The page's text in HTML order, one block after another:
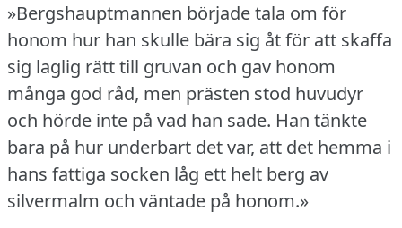
»Bergshauptmannen började tala om för
honom hur han skulle bära sig åt för att skaffa
sig laglig rätt till gruvan och gav honom
många god råd, men prästen stod huvudyr
och hörde inte på vad han sade. Han tänkte
bara på hur underbart det var, att det hemma i
hans fattiga socken låg ett helt berg av
silvermalm och väntade på honom.»